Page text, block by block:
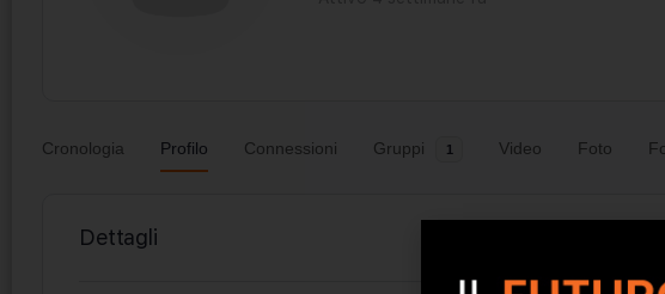
Cronologia Profilo Connessioni Gruppi 1 Video Foto
Dettagli